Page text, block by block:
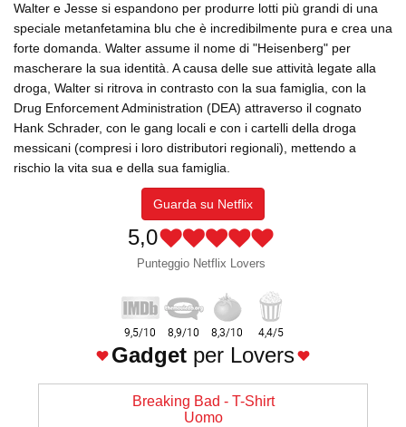
Walter e Jesse si espandono per produrre lotti più grandi di una
speciale metanfetamina blu che è incredibilmente pura e crea una
forte domanda. Walter assume il nome di "Heisenberg" per
mascherare la sua identità. A causa delle sue attività legate alla
droga, Walter si ritrova in contrasto con la sua famiglia, con la
Drug Enforcement Administration (DEA) attraverso il cognato
Hank Schrader, con le gang locali e con i cartelli della droga
messicani (compresi i loro distributori regionali), mettendo a
rischio la vita sua e della sua famiglia.
Guarda su Netflix
5,0
Punteggio Netflix Lovers
Gadget per Lovers
Breaking Bad - T-Shirt
Uomo